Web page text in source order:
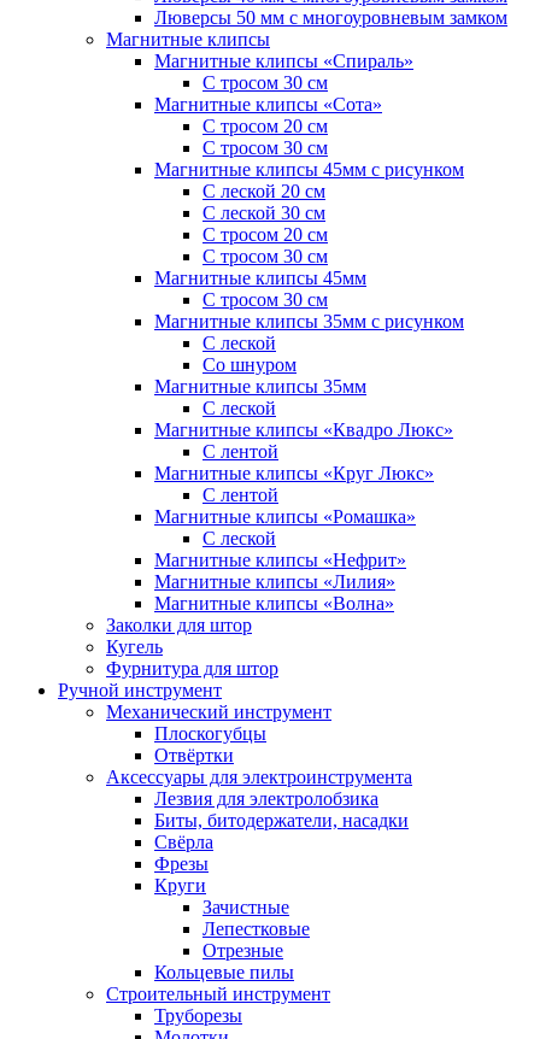
Люверсы 50 мм с многоуровневым замком
Магнитные клипсы
Магнитные клипсы «Спираль»
С тросом 30 см
Магнитные клипсы «Сота»
С тросом 20 см
С тросом 30 см
Магнитные клипсы 45мм с рисунком
С леской 20 см
С леской 30 см
С тросом 20 см
С тросом 30 см
Магнитные клипсы 45мм
С тросом 30 см
Магнитные клипсы 35мм с рисунком
С леской
Со шнуром
Магнитные клипсы 35мм
С леской
Магнитные клипсы «Квадро Люкс»
С лентой
Магнитные клипсы «Круг Люкс»
С лентой
Магнитные клипсы «Ромашка»
С леской
Магнитные клипсы «Нефрит»
Магнитные клипсы «Лилия»
Магнитные клипсы «Волна»
Заколки для штор
Кугель
Фурнитура для штор
Ручной инструмент
Механический инструмент
Плоскогубцы
Отвёртки
Аксессуары для электроинструмента
Лезвия для электролобзика
Биты, битодержатели, насадки
Свёрла
Фрезы
Круги
Зачистные
Лепестковые
Отрезные
Кольцевые пилы
Строительный инструмент
Труборезы